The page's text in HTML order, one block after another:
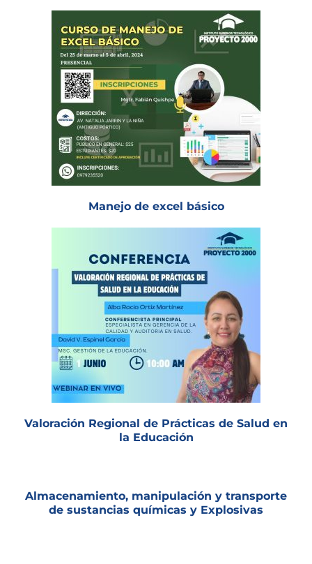
Manejo de excel básico
Valoración Regional de Prácticas de Salud en
la Educación
Almacenamiento, manipulación y transporte
de sustancias químicas y Explosivas